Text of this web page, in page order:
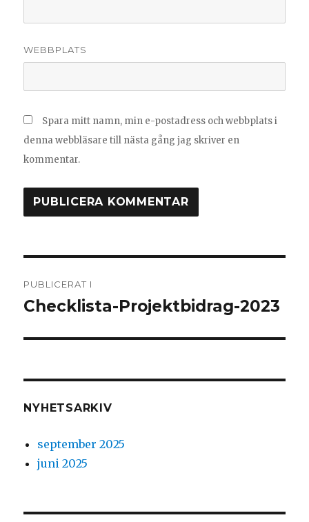
WEBBPLATS
Spara mitt namn, min e-postadress och webbplats i
denna webbläsare till nästa gång jag skriver en
kommentar.
PUBLICERAT I
Checklista-Projektbidrag-2023
NYHETSARKIV
september 2025
juni 2025